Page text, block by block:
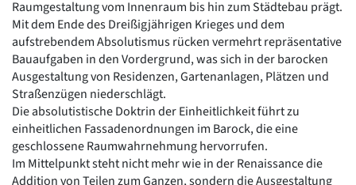
Renaissance
Gotik
Romanik
Vorromanik
Römische Antike
Über uns
Über baukunst-nrw
Fachbeirat
Freunde & Förderer
Raumgestaltung vom Innenraum bis hin zum Städtebau prägt.
Mit dem Ende des Dreißigjährigen Krieges und dem
aufstrebendem Absolutismus rücken vermehrt repräsentative
Bauaufgaben in den Vordergrund, was sich in der barocken
Ausgestaltung von Residenzen, Gartenanlagen, Plätzen und
Straßenzügen niederschlägt.
Die absolutistische Doktrin der Einheitlichkeit führt zu
einheitlichen Fassadenordnungen im Barock, die eine
geschlossene Raumwahrnehmung hervorrufen.
Im Mittelpunkt steht nicht mehr wie in der Renaissance die
Addition von Teilen zum Ganzen, sondern die Ausgestaltung